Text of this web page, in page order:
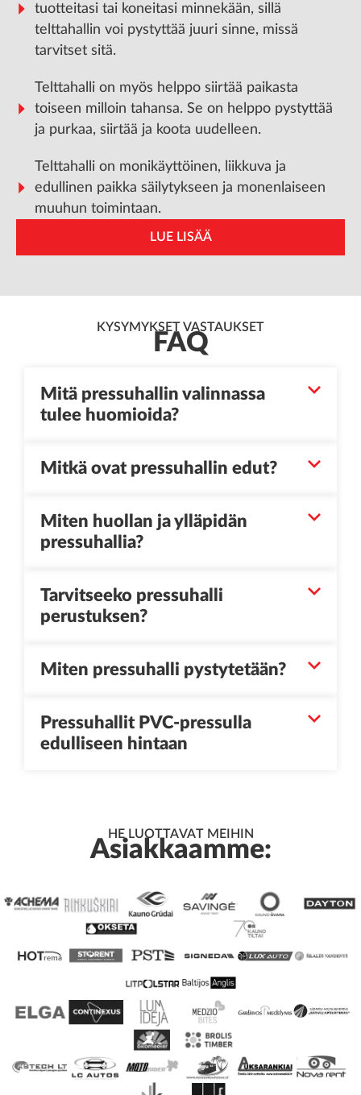
tuotteitasi tai koneitasi minnekään, sillä
telttahallin voi pystyttää juuri sinne, missä
tarvitset sitä.
Telttahalli on myös helppo siirtää paikasta
toiseen milloin tahansa. Se on helppo pystyttää
ja purkaa, siirtää ja koota uudelleen.
Telttahalli on monikäyttöinen, liikkuva ja
edullinen paikka säilytykseen ja monenlaiseen
muuhun toimintaan.
LUE LISÄÄ
KYSYMYKSET VASTAUKSET
FAQ
Mitä pressuhallin valinnassa
tulee huomioida?
Mitkä ovat pressuhallin edut?
Miten huollan ja ylläpidän
pressuhallia?
Tarvitseeko pressuhalli
perustuksen?
Miten pressuhalli pystytetään?
Pressuhallit PVC-pressulla
edulliseen hintaan
HE LUOTTAVAT MEIHIN
Asiakkaamme: